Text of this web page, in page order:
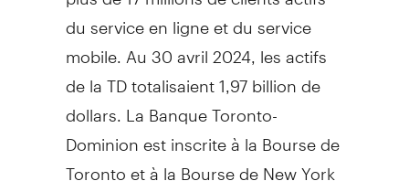
du service en ligne et du service
mobile. Au 30 avril 2024, les actifs
de la TD totalisaient 1,97 billion de
dollars. La Banque Toronto-
Dominion est inscrite à la Bourse de
Torontoet à la Bourse de New York